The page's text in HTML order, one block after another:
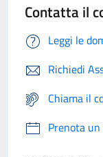
Contatta il
Leggi le
Richiedi
Chiama il
Prenota